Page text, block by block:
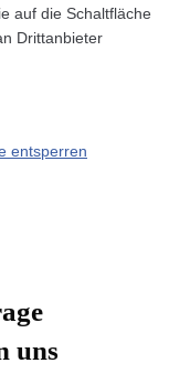
auf die Schaltfläche
Drittanbieter
entsperren
uns